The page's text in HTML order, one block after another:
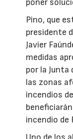
poner
Pino, que
presidente
Javier
medidas
por la Junta
las zonas
incendios
incendio de